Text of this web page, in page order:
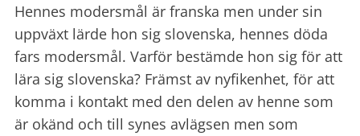
Hennes modersmål är franska men under sin
uppväxt lärde hon sig slovenska, hennes döda
fars modersmål. Varför bestämde hon sig för att
lära sig slovenska? Främst av nyfikenhet, för att
komma i kontakt med den delen av henne som
är okänd och till synes avlägsen men som